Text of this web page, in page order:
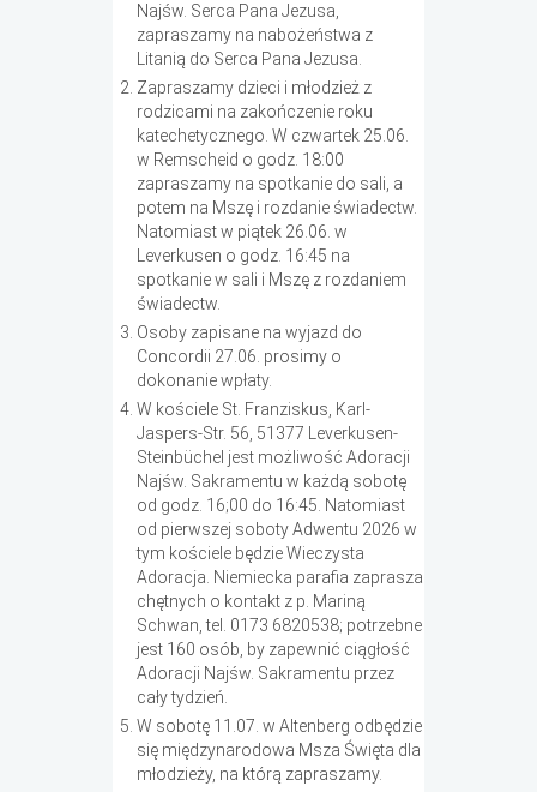
Najśw. Serca Pana Jezusa,
zapraszamy na nabożeństwa z
Litanią do Serca Pana Jezusa.
Zapraszamy dzieci i młodzież z
rodzicami na zakończenie roku
katechetycznego. W czwartek 25.06.
w Remscheid o godz. 18:00
zapraszamy na spotkanie do sali, a
potem na Mszę i rozdanie świadectw.
Natomiast w piątek 26.06. w
Leverkusen o godz. 16:45 na
spotkanie w sali i Mszę z rozdaniem
świadectw.
Osoby zapisane na wyjazd do
Concordii 27.06. prosimy o
dokonanie wpłaty.
W kościele St. Franziskus, Karl-
Jaspers-Str. 56, 51377 Leverkusen-
Steinbüchel jest możliwość Adoracji
Najśw. Sakramentu w każdą sobotę
od godz. 16;00 do 16:45. Natomiast
od pierwszej soboty Adwentu 2026 w
tym kościele będzie Wieczysta
Adoracja. Niemiecka parafia zaprasza
chętnych o kontakt z p. Mariną
Schwan, tel. 0173 6820538; potrzebne
jest 160 osób, by zapewnić ciągłość
Adoracji Najśw. Sakramentu przez
cały tydzień.
W sobotę 11.07. w Altenberg odbędzie
się międzynarodowa Msza Święta dla
młodzieży, na którą zapraszamy.